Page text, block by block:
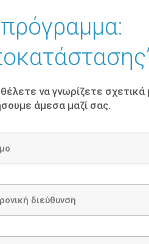
να γνωρίζετε σχετικά
άμεσα μαζί σας.